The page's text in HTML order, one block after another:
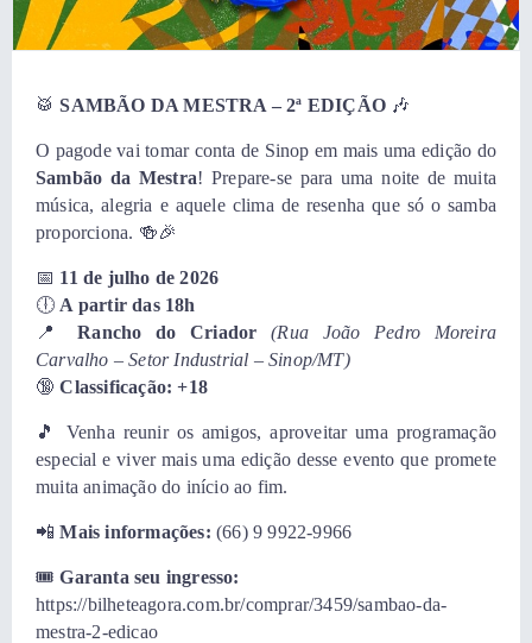
🥁SAMBÃO DA MESTRA – 2ª EDIÇÃO 🎶
O pagode vai tomar conta de Sinop em mais uma edição do
Sambão da Mestra! Prepare-se para uma noite de muita
música, alegria e aquele clima de resenha que só o samba
proporciona. 🍻🎉
📅 11 de julho de 2026
🕕 A partir das 18h
📍Rancho do Criador
(Rua João Pedro Moreira
Carvalho – Setor Industrial – Sinop/MT)
🔞Classificação: +18
🎵 Venha reunir os amigos, aproveitar uma programação
especial e viver mais uma edição desse evento que promete
muita animação do início ao fim.
📲Mais informações: (66) 9 9922-9966
🎟️Garanta seu ingresso:
https://bilheteagora.com.br/comprar/3459/sambao-da-
mestra-2-edicao